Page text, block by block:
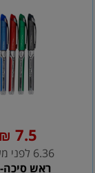
7.5
₪
6.36 לפני מע''מ